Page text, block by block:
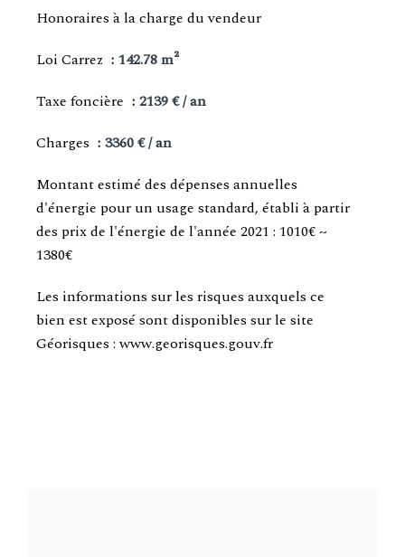
Honoraires à la charge du vendeur
Loi Carrez
142.78 m²
Taxe foncière
2139 € / an
Charges
3360 € / an
Montant estimé des dépenses annuelles
d'énergie pour un usage standard, établi à partir
des prix de l'énergie de l'année 2021 : 1010€ ~
1380€
Les informations sur les risques auxquels ce
bien est exposé sont disponibles sur le site
Géorisques : www.georisques.gouv.fr